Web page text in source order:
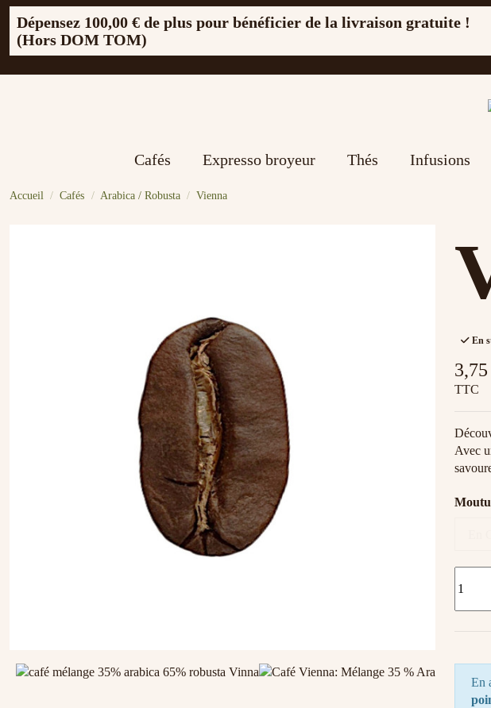
Dépensez 100,00 € de plus pour bénéficier de la livraison gratuite !
(Hors DOM TOM)
Cafés Expresso broyeur Thés Infusions
Accueil Cafés Arabica / Robusta Vienna
En
TTC
Avec
En